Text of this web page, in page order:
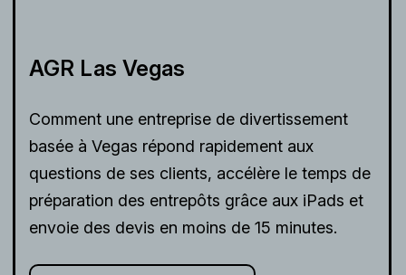
AGR Las Vegas
Comment une entreprise de divertissement
basée à Vegas répond rapidement aux
questions de ses clients, accélère le temps de
préparation des entrepôts grâce aux iPads et
envoie des devis en moins de 15 minutes.